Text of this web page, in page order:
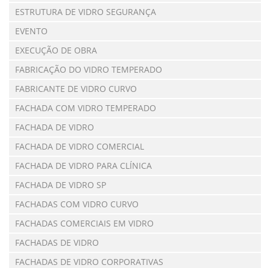
ESTRUTURA DE VIDRO SEGURANÇA
EVENTO
EXECUÇÃO DE OBRA
FABRICAÇÃO DO VIDRO TEMPERADO
FABRICANTE DE VIDRO CURVO
FACHADA COM VIDRO TEMPERADO
FACHADA DE VIDRO
FACHADA DE VIDRO COMERCIAL
FACHADA DE VIDRO PARA CLÍNICA
FACHADA DE VIDRO SP
FACHADAS COM VIDRO CURVO
FACHADAS COMERCIAIS EM VIDRO
FACHADAS DE VIDRO
FACHADAS DE VIDRO CORPORATIVAS